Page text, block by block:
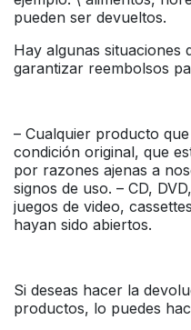
pueden ser devueltos.
Hay algunas situaciones
garantizar reembolsos
– Cualquier producto
condición original, que
por razones ajenas a
signos de uso. – CD,
juegos de video,
hayan sido abiertos.
Si deseas hacer la
productos, lo puedes